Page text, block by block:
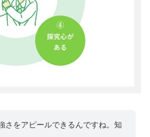
さをアピールできるんですね。知